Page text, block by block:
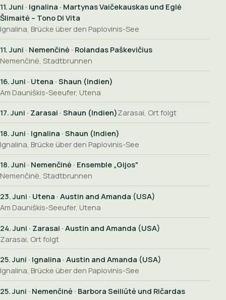
11. Juni · Ignalina · Martynas Vaičekauskas und Eglė
Šlimaitė – Tono Di Vita
Ignalina, Brücke über den Paplovinis-See
11. Juni · Nemenčinė · Rolandas Paškevičius
Nemenčinė, Stadtbrunnen
16. Juni · Utena · Shaun (Indien)
Am Dauniškis-Seeufer, Utena
17. Juni · Zarasai · Shaun (Indien)Zarasai, Ort folgt
18. Juni · Ignalina · Shaun (Indien)
Ignalina, Brücke über den Paplovinis-See
18. Juni · Nemenčinė · Ensemble „Gijos"
Nemenčinė, Stadtbrunnen
23. Juni · Utena · Austin and Amanda (USA)
Am Dauniškis-Seeufer, Utena
24. Juni · Zarasai · Austin and Amanda (USA)
Zarasai, Ort folgt
25. Juni · Ignalina · Austin and Amanda (USA)
Ignalina, Brücke über den Paplovinis-See
25. Juni · Nemenčinė · Barbora Seiliūtė und Ričardas